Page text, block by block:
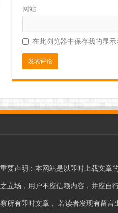
网站
在此浏览器中保存我的显示
重要声明：本网站是以即时上载文章
之立场，用户不应信赖内容，并应自
察所有即时文章， 若读者发现有留言